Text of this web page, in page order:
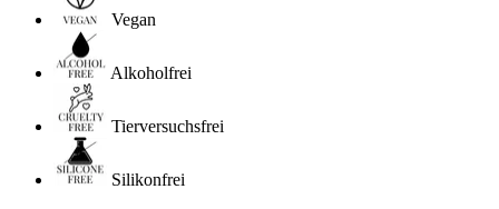
Vegan
Alkoholfrei
Tierversuchsfrei
Silikonfrei